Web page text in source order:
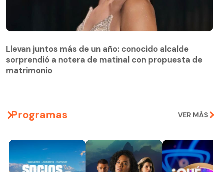
Llevan juntos más de un año: conocido alcalde
sorprendió a notera de matinal con propuesta de
matrimonio
Programas VER MÁS